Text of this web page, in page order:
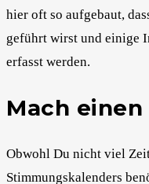
hier oft so aufgebaut,
geführt wirst und einige
erfasst werden.
Mach einen
Obwohl Du nicht viel
Stimmungskalenders